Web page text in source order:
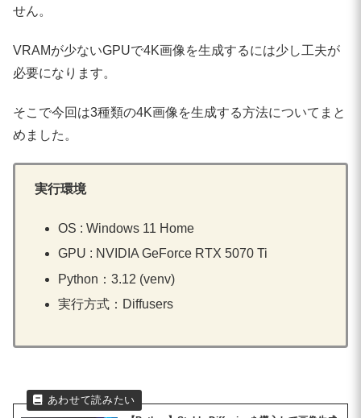
せん。
VRAMが少ないGPUで4K画像を生成するには少し工夫が
必要になります。
そこで今回は3種類の4K画像を生成する方法についてまと
めました。
実行環境
OS : Windows 11 Home
GPU : NVIDIA GeForce RTX 5070 Ti
Python：3.12 (venv)
実行方式：Diffusers